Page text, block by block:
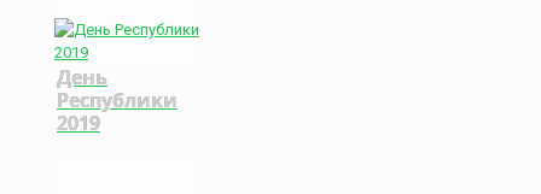
День
Республики
2019